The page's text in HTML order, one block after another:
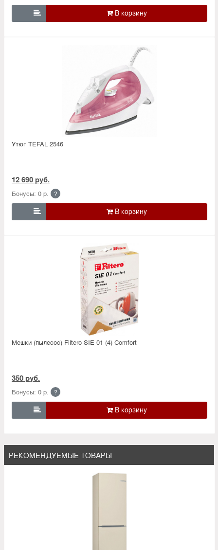

Утюг TEFAL 2546
12 690 руб.
Бонусы: 0 р. ?

Мешки (пылесос) Filtero SIE 01 (4) Comfort
350 руб.
Бонусы: 0 р. ?

РЕКОМЕНДУЕМЫЕ ТОВАРЫ